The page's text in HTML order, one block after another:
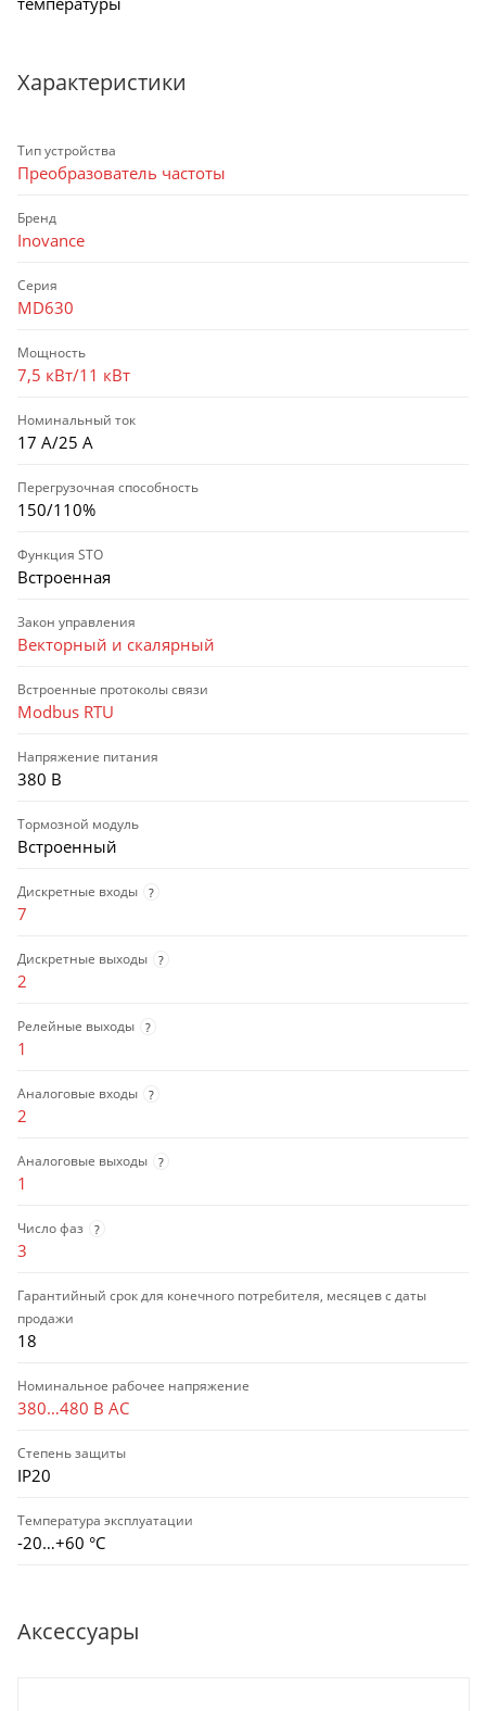
Характеристики
Тип устройства
Преобразователь частоты
Бренд
Inovance
Серия
MD630
Мощность
7,5 кВт/11 кВт
Номинальный ток
17 А/25 А
Перегрузочная способность
150/110%
Функция STO
Встроенная
Закон управления
Векторный и скалярный
Встроенные протоколы связи
Modbus RTU
Напряжение питания
380 В
Тормозной модуль
Встроенный
Дискретные входы ?
7
Дискретные выходы ?
2
Релейные выходы ?
1
Аналоговые входы ?
2
Аналоговые выходы ?
1
Число фаз ?
3
Гарантийный срок для конечного потребителя, месяцев с даты
продажи
18
Номинальное рабочее напряжение
380…480 В AC
Степень защиты
IP20
Температура эксплуатации
-20…+60 °С
Аксессуары